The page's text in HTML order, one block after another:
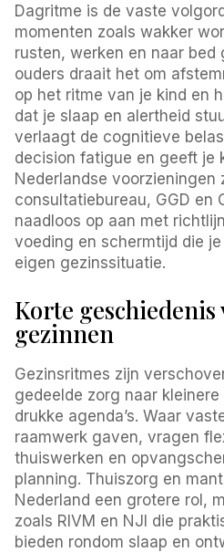
Dagritme is de vaste
momenten zoals wakker
rusten, werken en naar bed
ouders draait het om
op het ritme van je kind en
dat je slaap en alertheid
verlaagt de cognitieve
decision fatigue en geeft je
Nederlandse voorzieningen
consultatiebureau, GGD en
naadloos op aan met
voeding en schermtijd die
eigen gezinssituatie.
Korte
gezinnen
Gezinsritmes zijn
gedeelde zorg naar
drukke agenda’s. Waar
raamwerk gaven, vragen
thuiswerken en
planning. Thuiszorg en
Nederland een grotere rol,
zoals RIVM en NJI die
bieden rondom slaap en